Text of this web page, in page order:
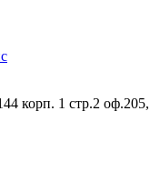
корп. 1 стр.2 оф.205,